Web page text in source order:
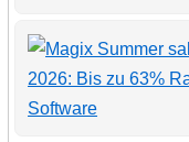
2026: Bis zu 63%
Software